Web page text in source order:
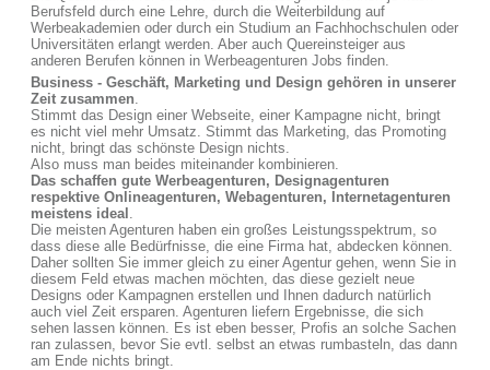
Berufsfeld durch eine Lehre, durch die Weiterbildung auf
Werbeakademien oder durch ein Studium an Fachhochschulen oder
Universitäten erlangt werden. Aber auch Quereinsteiger aus
anderen Berufen können in Werbeagenturen Jobs finden.
Business - Geschäft, Marketing und Design gehören in unserer
Zeit zusammen.
Stimmt das Design einer Webseite, einer Kampagne nicht, bringt
es nicht viel mehr Umsatz. Stimmt das Marketing, das Promoting
nicht, bringt das schönste Design nichts.
Also muss man beides miteinander kombinieren.
Das schaffen gute Werbeagenturen, Designagenturen
respektive Onlineagenturen, Webagenturen, Internetagenturen
meistens ideal .
Die meisten Agenturen haben ein großes Leistungsspektrum, so
dass diese alle Bedürfnisse, die eine Firma hat, abdecken können.
Daher sollten Sie immer gleich zu einer Agentur gehen, wenn Sie in
diesem Feld etwas machen möchten, das diese gezielt neue
Designs oder Kampagnen erstellen und Ihnen dadurch natürlich
auch viel Zeit ersparen. Agenturen liefern Ergebnisse, die sich
sehen lassen können. Es ist eben besser, Profis an solche Sachen
ran zulassen, bevor Sie evtl. selbst an etwas rumbasteln, das dann
am Ende nichts bringt.